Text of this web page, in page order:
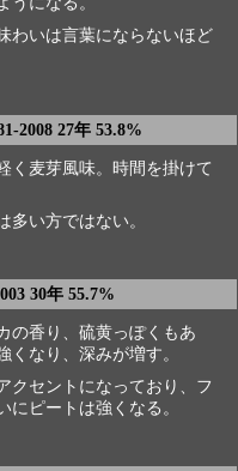
わいは言葉にならないほど
2008 27年 53.8%
く麦芽風味。時間を掛けて
い方ではない。
30年 55.7%
の香り、硫黄っぽくもあ
なり、深みが増す。
クセントになっており、フ
ピートは強くなる。